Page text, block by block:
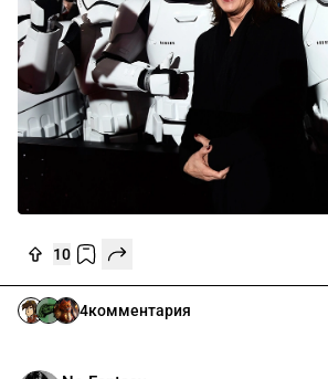
10
4комментария